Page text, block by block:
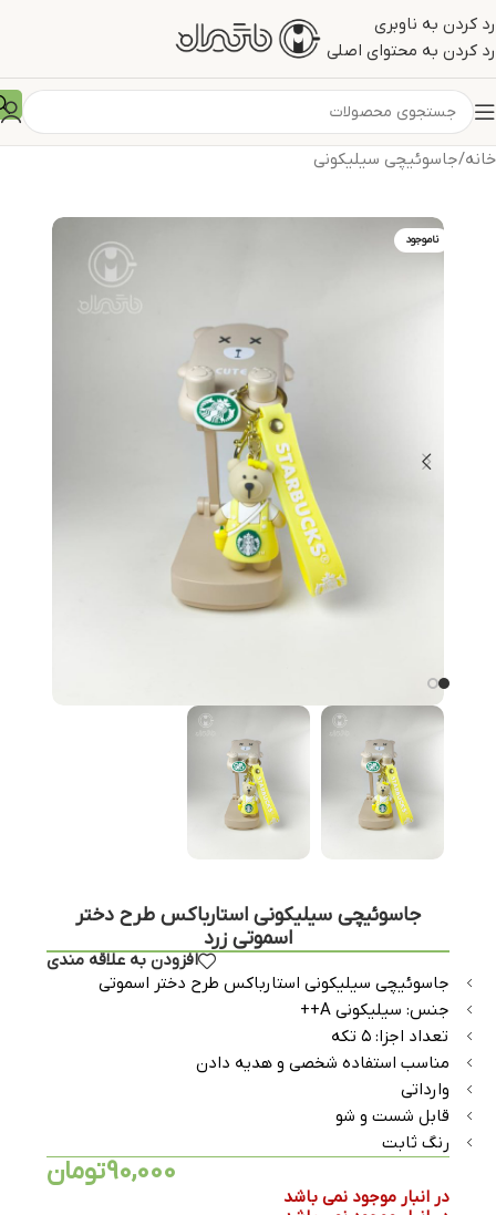
رد کردن به ناوبری
رد کردن به محتوای اصلی
خانه/جاسوئیچی سیلیکونی
ناموجود
جاسوئیچی سیلیکونی استارباکس طرح دختر
اسموتی زرد
افزودن به علاقه مندی
جاسوئیچی سیلیکونی استارباکس طرح دختر اسموتی
جنس: سیلیکونی A++
تعداد اجزا: ۵ تکه
مناسب استفاده شخصی و هدیه دادن
وارداتی
قابل شست و شو
رنگ ثابت
90,000تومان
در انبار موجود نمی باشد